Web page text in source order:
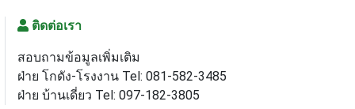
ติดต่อเรา
สอบถามข้อมูลเพิ่มเติม
ฝ่าย โกดัง-โรงงาน Tel: 081-582-3485
ฝ่าย บ้านเดี่ยว Tel: 097-182-3805